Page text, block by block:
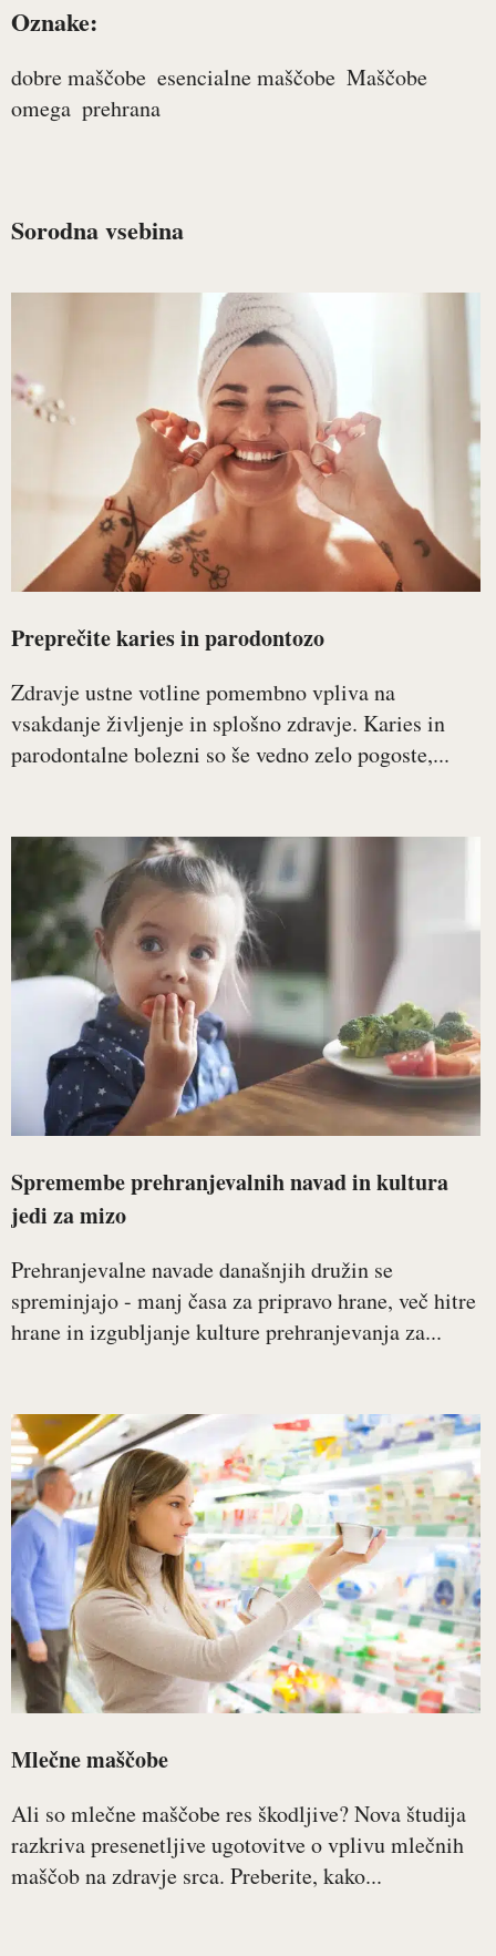
Oznake:
dobre maščobe esencialne maščobe Maščobe
omega prehrana
Sorodna vsebina
Preprečite karies in parodontozo
Zdravje ustne votline pomembno vpliva na
vsakdanje življenje in splošno zdravje. Karies in
parodontalne bolezni so še vedno zelo pogoste,...
Spremembe prehranjevalnih navad in kultura
jedi za mizo
Prehranjevalne navade današnjih družin se
spreminjajo - manj časa za pripravo hrane, več hitre
hrane in izgubljanje kulture prehranjevanja za...
Mlečne maščobe
Ali so mlečne maščobe res škodljive? Nova študija
razkriva presenetljive ugotovitve o vplivu mlečnih
maščob na zdravje srca. Preberite, kako...